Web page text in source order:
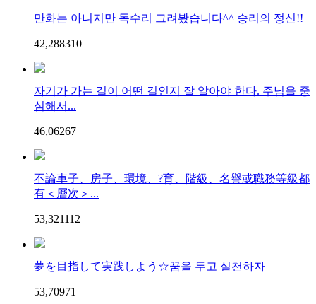
만화는 아니지만 독수리 그려봤습니다^^ 승리의 정신!!
42,288310
자기가 가는 길이 어떤 길인지 잘 알아야 한다. 주님을 중
심해서...
46,06267
不論車子、房子、環境、?育、階級、名譽或職務等級都
有＜層次＞...
53,321112
夢を目指して実践しよう☆꿈을 두고 실천하자
53,70971